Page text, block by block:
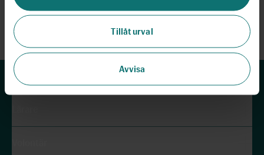
Tillåt urval
Avvisa
Ändra inställningar